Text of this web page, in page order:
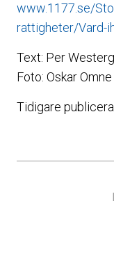
www.1177.se/
rattigheter/Vard-
Text: Per
Foto: Oskar Omne
Tidigare